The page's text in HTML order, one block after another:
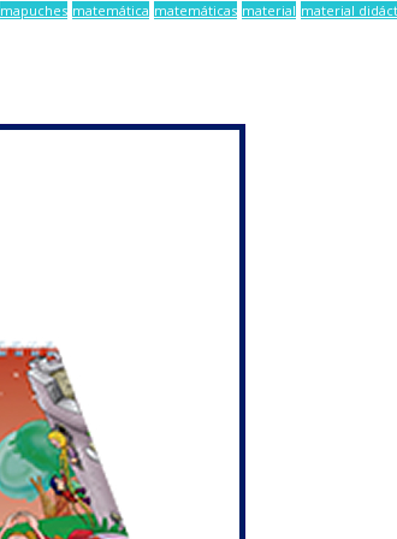
mapuches matemática matemáticas material material